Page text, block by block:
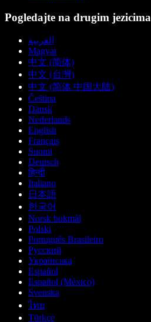
Pogledajte na drugim jezicima
العربية
Magyar
中文 (简体)
中文 (台灣)
中文 (简体 中国大陆)
Čeština
Dansk
Nederlands
English
Français
Suomi
Deutsch
हिन्दी
Italiano
日本語
한국어
Norsk bokmål
Polski
Português Brasileiro
Русский
Українська
Español
Español (México)
Svenska
ไทย
Türkçe